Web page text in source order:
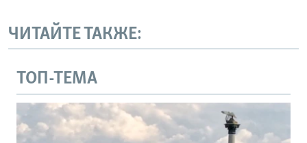
ЧИТАЙТЕ ТАКЖЕ:
ТОП-ТЕМА